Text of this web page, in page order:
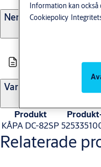
Nerladdningar
M2347.0907 -
Varianter
Produkt
KÅPA DC-82SP
Relaterade
Information kan också
Cookiepolicy